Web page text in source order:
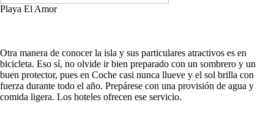
Playa El Amor
Otra manera de conocer la isla y sus particulares atractivos es en
bicicleta. Eso sí, no olvide ir bien preparado con un sombrero y un
buen protector, pues en Coche casi nunca llueve y el sol brilla con
fuerza durante todo el año. Prepárese con una provisión de agua y
comida ligera. Los hoteles ofrecen ese servicio.